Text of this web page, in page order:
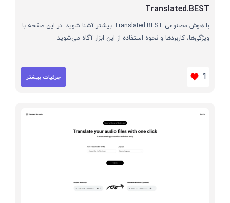
Translated.BEST
با هوش مصنوعی Translated.BEST بیشتر آشنا شوید. در این صفحه با
ویژگی‌ها، کاربردها و نحوه استفاده از این ابزار آگاه می‌شوید
1 جزئیات بیشتر